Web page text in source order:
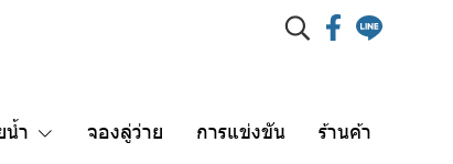
น้ำ จองลู่ว่าย การแข่งขัน ร้านค้า